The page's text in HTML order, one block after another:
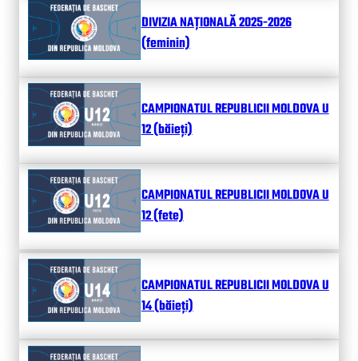
DIVIZIA NAȚIONALĂ 2025-2026
(feminin)
CAMPIONATUL REPUBLICII MOLDOVA U
12 (băieți)
CAMPIONATUL REPUBLICII MOLDOVA U
12 (fete)
CAMPIONATUL REPUBLICII MOLDOVA U
14 (băieți)